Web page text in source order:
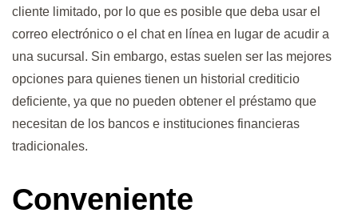
cliente limitado, por lo que es posible que deba usar el
correo electrónico o el chat en línea en lugar de acudir a
una sucursal. Sin embargo, estas suelen ser las mejores
opciones para quienes tienen un historial crediticio
deficiente, ya que no pueden obtener el préstamo que
necesitan de los bancos e instituciones financieras
tradicionales.
Conveniente